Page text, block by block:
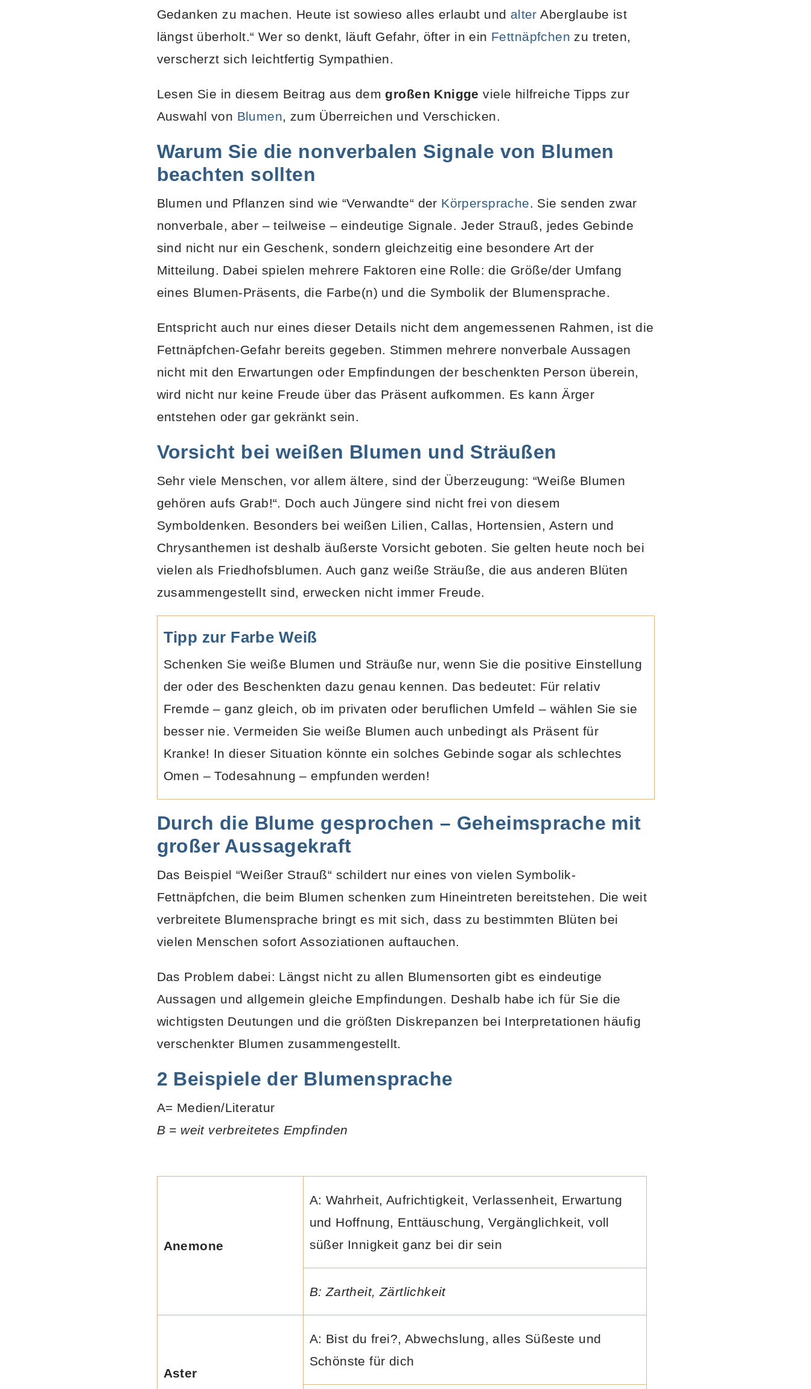
Gedanken zu machen. Heute ist sowieso alles erlaubt und alter Aberglaube ist
längst überholt.“ Wer so denkt, läuft Gefahr, öfter in ein Fettnäpfchen zu treten,
verscherzt sich leichtfertig Sympathien.
Lesen Sie in diesem Beitrag aus demgroßen Knigge viele hilfreiche Tipps zur
Auswahl von Blumen, zum Überreichen und Verschicken.
Warum Sie die nonverbalen Signale von Blumen
beachten sollten
Blumen und Pflanzen sind wie “Verwandte“ der Körpersprache. Sie senden zwar
nonverbale, aber – teilweise – eindeutige Signale. Jeder Strauß, jedes Gebinde
sind nicht nur ein Geschenk, sondern gleichzeitig eine besondere Art der
Mitteilung. Dabei spielen mehrere Faktoren eine Rolle: die Größe/der Umfang
eines Blumen-Präsents, die Farbe(n) und die Symbolik der Blumensprache.
Entspricht auch nur eines dieser Details nicht dem angemessenen Rahmen, ist die
Fettnäpfchen-Gefahr bereits gegeben. Stimmen mehrere nonverbale Aussagen
nicht mit den Erwartungen oder Empfindungen der beschenkten Person überein,
wird nicht nur keine Freude über das Präsent aufkommen. Es kann Ärger
entstehen oder gar gekränkt sein.
Vorsicht bei weißen Blumen und Sträußen
Sehr viele Menschen, vor allem ältere, sind der Überzeugung: “Weiße Blumen
gehören aufs Grab!“. Doch auch Jüngere sind nicht frei von diesem
Symboldenken. Besonders bei weißen Lilien, Callas, Hortensien, Astern und
Chrysanthemen ist deshalb äußerste Vorsicht geboten. Sie gelten heute noch bei
vielen als Friedhofsblumen. Auch ganz weiße Sträuße, die aus anderen Blüten
zusammengestellt sind, erwecken nicht immer Freude.
Tipp zur Farbe Weiß
Schenken Sie weiße Blumen und Sträuße nur, wenn Sie die positive Einstellung
der oder des Beschenkten dazu genau kennen. Das bedeutet: Für relativ
Fremde – ganz gleich, ob im privaten oder beruflichen Umfeld – wählen Sie sie
besser nie. Vermeiden Sie weiße Blumen auch unbedingt als Präsent für
Kranke! In dieser Situation könnte ein solches Gebinde sogar als schlechtes
Omen – Todesahnung – empfunden werden!
Durch die Blume gesprochen – Geheimsprache mit
großer Aussagekraft
Das Beispiel “Weißer Strauß“ schildert nur eines von vielen Symbolik-
Fettnäpfchen, die beim Blumen schenken zum Hineintreten bereitstehen. Die weit
verbreitete Blumensprache bringt es mit sich, dass zu bestimmten Blüten bei
vielen Menschen sofort Assoziationen auftauchen.
Das Problem dabei: Längst nicht zu allen Blumensorten gibt es eindeutige
Aussagen und allgemein gleiche Empfindungen. Deshalb habe ich für Sie die
wichtigsten Deutungen und die größten Diskrepanzen bei Interpretationen häufig
verschenkter Blumen zusammengestellt.
2 Beispiele der Blumensprache
A= Medien/Literatur
B = weit verbreitetes Empfinden
Anemone
A: Wahrheit, Aufrichtigkeit, Verlassenheit, Erwartung
und Hoffnung, Enttäuschung, Vergänglichkeit, voll
süßer Innigkeit ganz bei dir sein
B: Zartheit, Zärtlichkeit
Aster
A: Bist du frei?, Abwechslung, alles Süßeste und
Schönste für dich